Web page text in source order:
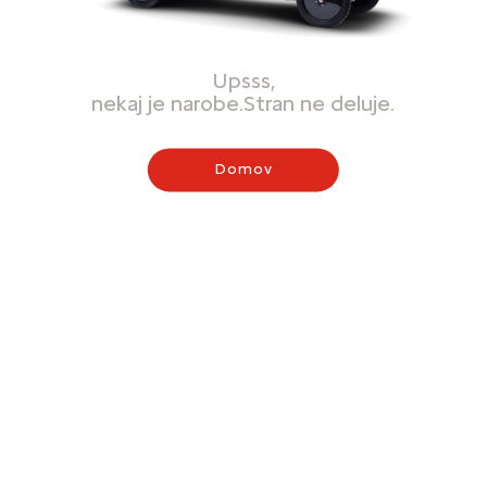
Upsss,
nekaj je narobe.Stran ne deluje.
Domov